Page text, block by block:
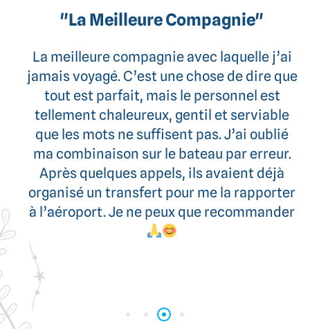
"La Meilleure Compagnie"
La meilleure compagnie avec laquelle j’ai
jamais voyagé. C’est une chose de dire que
tout est parfait, mais le personnel est
tellement chaleureux, gentil et serviable
que les mots ne suffisent pas. J’ai oublié
ma combinaison sur le bateau par erreur.
Après quelques appels, ils avaient déjà
organisé un transfert pour me la rapporter
à l’aéroport. Je ne peux que recommander